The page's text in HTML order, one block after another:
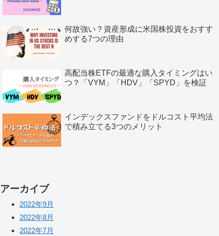
何故強い？資産形成に米国株投資をおすす
めする7つの理由
高配当株ETFの最適な購入タイミングはい
つ？「VYM」「HDV」「SPYD」を検証
インデックスファンドをドルコスト平均法
で積み立てる3つのメリット
アーカイブ
2022年9月
2022年8月
2022年7月